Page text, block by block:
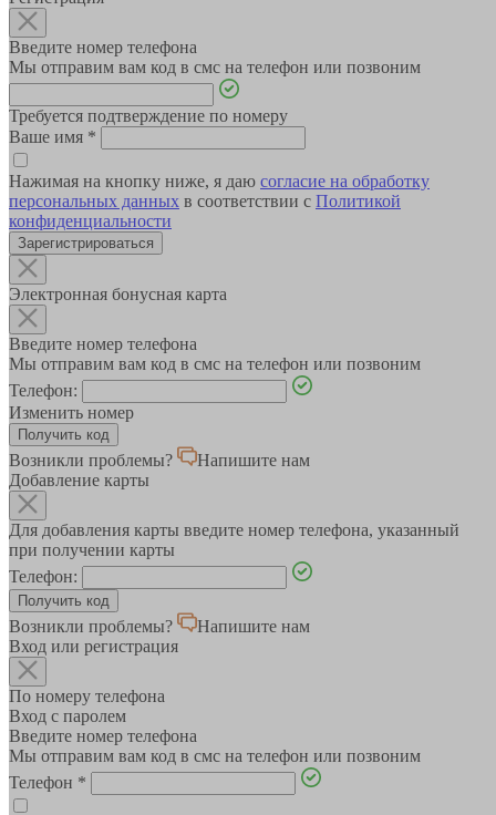
Введите номер телефона
Мы отправим вам код в смс на телефон или позвоним
Требуется подтверждение по номеру
Ваше имя *
Нажимая на кнопку ниже, я даю согласие на обработку
персональных данных в соответствии с Политикой
конфиденциальности
Зарегистрироваться
Электронная бонусная карта
Введите номер телефона
Мы отправим вам код в смс на телефон или позвоним
Телефон:
Изменить номер
Возникли проблемы?
Напишите нам
Добавление карты
Для добавления карты введите номер телефона, указанный
при получении карты
Телефон:
Возникли проблемы?
Напишите нам
Вход или регистрация
По номеру телефона
Вход с паролем
Введите номер телефона
Мы отправим вам код в смс на телефон или позвоним
Телефон *